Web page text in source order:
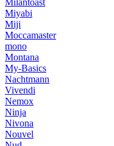
Milantoast
Miyabi
Miji
Moccamaster
mono
Montana
My-Basics
Nachtmann
Vivendi
Nemox
Ninja
Nivona
Nouvel